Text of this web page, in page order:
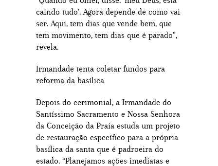
caindo tudo’. Agora depende de como vai
ser. Aqui, tem dias que vende bem, que
tem movimento, tem dias que é parado”,
revela.
Irmandade tenta coletar fundos para
reforma da basílica
Depois do cerimonial, a Irmandade do
Santíssimo Sacramento e Nossa Senhora
da Conceição da Praia estuda um projeto
de restauração específico para a própria
basílica da santa que é padroeira do
estado. “Planejamos ações imediatas e